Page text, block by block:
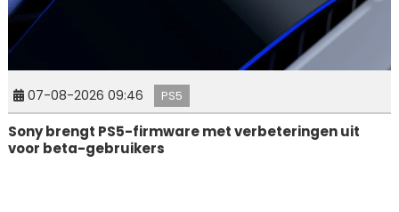
07-08-2026 09:46 PS5
Sony brengt PS5-firmware met verbeteringen uit
voor beta-gebruikers